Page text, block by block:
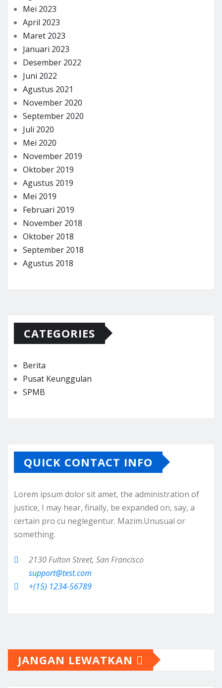
Mei 2023
April 2023
Maret 2023
Januari 2023
Desember 2022
Juni 2022
Agustus 2021
November 2020
September 2020
Juli 2020
Mei 2020
November 2019
Oktober 2019
Agustus 2019
Mei 2019
Februari 2019
November 2018
Oktober 2018
September 2018
Agustus 2018
CATEGORIES
Berita
Pusat Keunggulan
SPMB
QUICK CONTACT INFO
Lorem ipsum dolor sit amet, the administration of
justice, I may hear, finally, be expanded on, say, a
certain pro cu neglegentur. Mazim.Unusual or
something.
2130 Fulton Street, San Francisco
support@test.com
+(15) 1234-56789
JANGAN LEWATKAN